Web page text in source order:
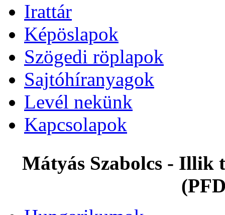
Irattár
Képöslapok
Szögedi röplapok
Sajtóhíranyagok
Levél nekünk
Kapcsolapok
Mátyás Szabolcs - Illik